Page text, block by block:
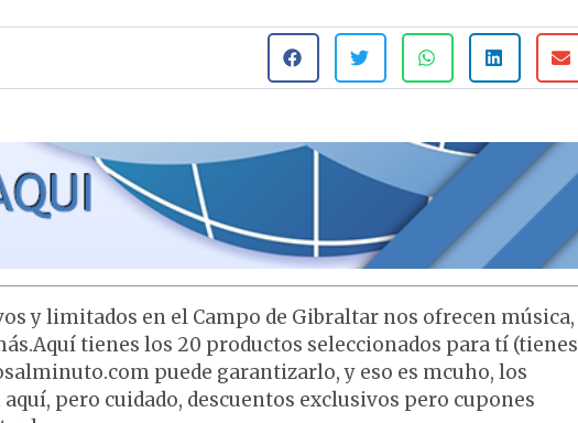
y limitados en el Campo de Gibraltar nos ofrecen música,
tienes los 20 productos seleccionados para tí (tienes
puede garantizarlo, y eso es mcuho, los
pero cuidado, descuentos exclusivos pero cupones